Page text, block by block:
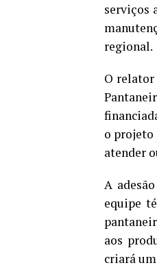
serviços
regional.
O relator
o projeto
atender
A
equipe
aos
criará